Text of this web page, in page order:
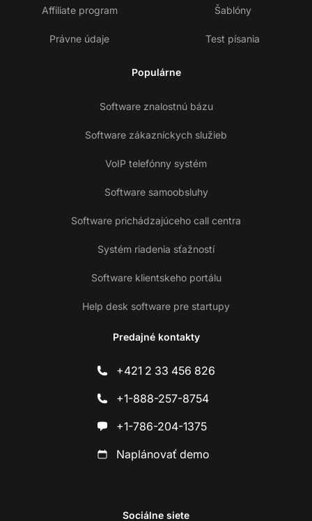
Affiliate program
Právne údaje
Šablóny
Test písania
Populárne
Software znalostnú bázu
Software zákazníckych služieb
VoIP telefónny systém
Software samoobsluhy
Software prichádzajúceho call centra
Systém riadenia sťažností
Software klientskeho portálu
Help desk software pre startupy
Predajné kontakty
+421 2 33 456 826
+1-888-257-8754
+1-786-204-1375
Naplánovať demo
Sociálne siete